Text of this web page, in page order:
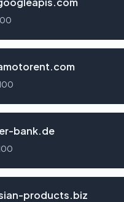
bank.de
products.biz